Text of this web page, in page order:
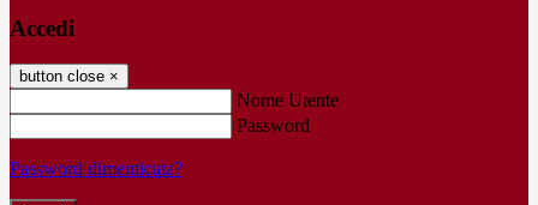
Accedi
button close ×
Nome Utente
Password
Password dimenticata?